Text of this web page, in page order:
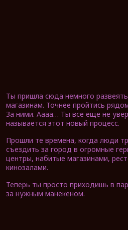
Ты пришла сюда немного
магазинам. Точнее пройтись
За ними. Аааа… Ты все еще не
называется этот новый процесс.
Прошли те времена, когда люди
съездить за город в огромные
центры, набитые магазинами,
кинозалами.
Теперь ты просто приходишь в
за нужным манекеном.